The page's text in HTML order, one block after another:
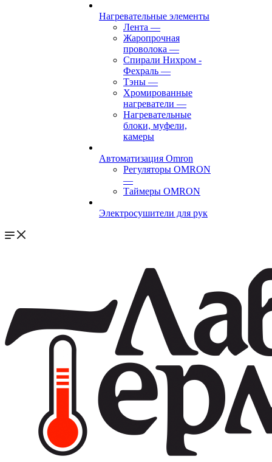
Нагревательные элементы
Лента —
Жаропрочная
проволока —
Спирали Нихром -
Фехраль —
Тэны —
Хромированные
нагреватели —
Нагревательные
блоки, муфели,
камеры
Автоматизация Omron
Регуляторы OMRON
—
Таймеры OMRON
Электросушители для рук